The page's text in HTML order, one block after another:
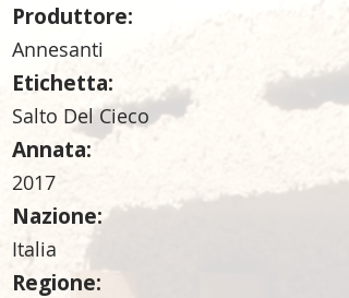
Produttore:
Annesanti
Etichetta:
Salto Del Cieco
Annata:
2017
Nazione:
Italia
Regione: